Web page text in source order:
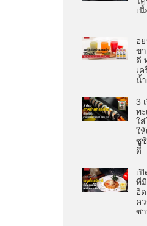
เ
อ
ข
ดี
เ
น้
3
ทะ
ใส่
ใ
ซู
ดี
เ
ที่
อิ
ค
ซ